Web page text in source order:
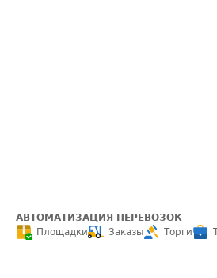
АВТОМАТИЗАЦИЯ ПЕРЕВОЗОК
Площадки
Заказы Торги